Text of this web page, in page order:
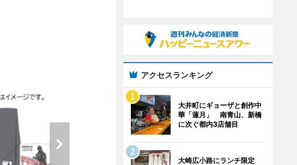
アクセスランキング
大井町にギョーザと創作中
華「蓮月」 南青山、新橋
に次ぐ都内3店舗目
大崎広小路にランチ限定